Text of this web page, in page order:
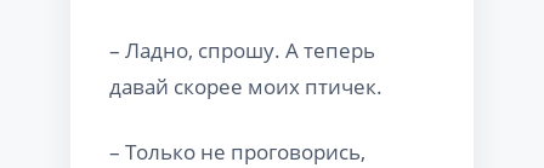
– Ладно, спрошу. А теперь
давай скорее моих птичек.
– Только не проговорись,